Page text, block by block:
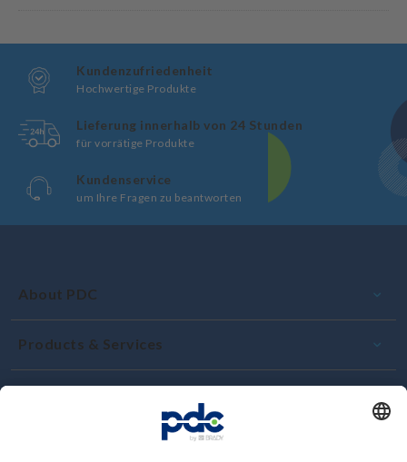
Kundenzufriedenheit
Hochwertige Produkte
Lieferung innerhalb von 24 Stunden
für vorrätige Produkte
Kundenservice
um Ihre Fragen zu beantworten
About PDC
Products & Services